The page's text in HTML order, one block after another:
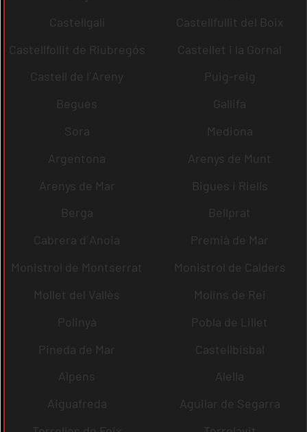
Castellgalí
Castellfullit del Boix
Castellfollit de Riubregós
Castellet i la Gornal
Castell de l´Areny
Puig-reig
Begues
Gallifa
Sora
Mediona
Argentona
Arenys de Munt
Arenys de Mar
Bigues i Riells
Berga
Bellprat
Cabrera d´Anoia
Premià de Mar
Monistrol de Montserrat
Monistrol de Calders
Mollet del Vallès
Molins de Rei
Polinyà
Pobla de Lillet
Pineda de Mar
Castellbisbal
Alpens
Alella
Aiguafreda
Aguilar de Segarra